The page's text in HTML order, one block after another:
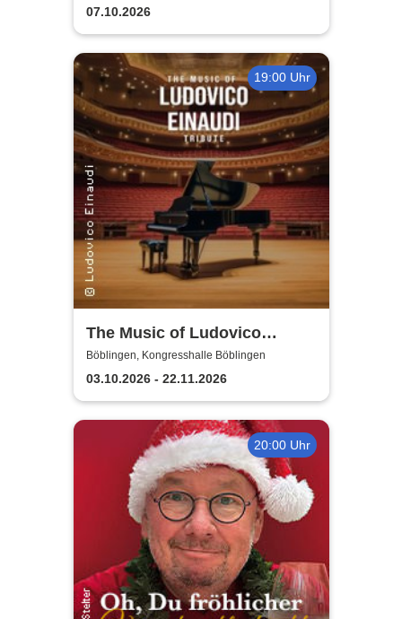
07.10.2026
19:00 Uhr
The Music of Ludovico
Einaudi: Tribute-
Klavierkonzert - Ludovico
Einaudi Tribute bei
Kerzenschein
Böblingen, Kongresshalle Böblingen
03.10.2026 - 22.11.2026
20:00 Uhr